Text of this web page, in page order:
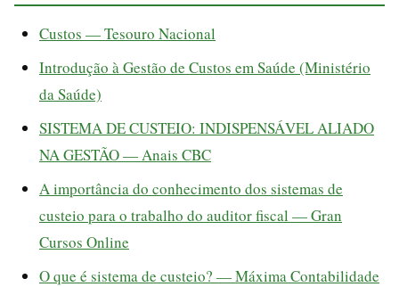
Custos — Tesouro Nacional
Introdução à Gestão de Custos em Saúde (Ministério
da Saúde)
SISTEMA DE CUSTEIO: INDISPENSÁVEL ALIADO
NA GESTÃO — Anais CBC
A importância do conhecimento dos sistemas de
custeio para o trabalho do auditor fiscal — Gran
Cursos Online
O que é sistema de custeio? — Máxima Contabilidade